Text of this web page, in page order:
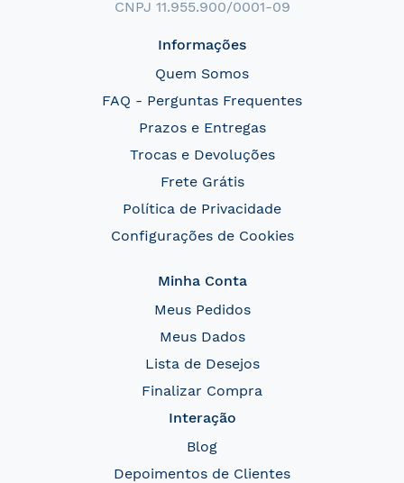
CNPJ 11.955.900/0001-09
Informações
Quem Somos
FAQ - Perguntas Frequentes
Prazos e Entregas
Trocas e Devoluções
Frete Grátis
Política de Privacidade
Configurações de Cookies
Minha Conta
Meus Pedidos
Meus Dados
Lista de Desejos
Finalizar Compra
Interação
Blog
Depoimentos de Clientes